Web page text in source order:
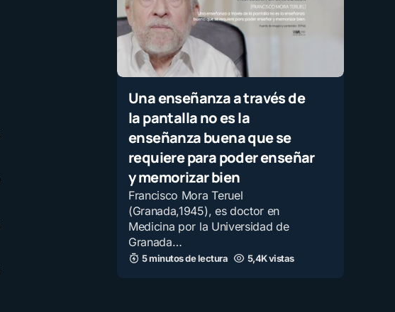
Una enseñanza a través de
la pantalla no es la
enseñanza buena que se
requiere para poder enseñar
y memorizar bien
Francisco Mora Teruel
(Granada,1945), es doctor en
Medicina por la Universidad de
Granada…
5 minutos de lectura 5,4K vistas